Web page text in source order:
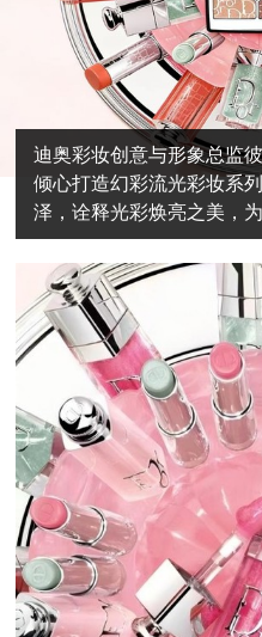
迪奥彩妆创意与形象总监
倾心打造幻彩流光彩妆系
泽，诠释光彩焕亮之美，